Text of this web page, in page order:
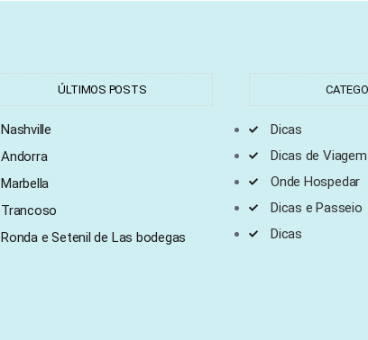
ÚLTIMOS POSTS
Nashville
Andorra
Marbella
Trancoso
Ronda e Setenil de Las bodegas
Dicas
Dicas de Viagem
Onde Hospedar
Dicas e Passeio
Dicas